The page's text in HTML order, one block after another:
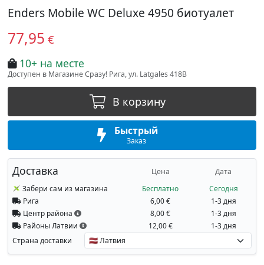
Enders Mobile WC Deluxe 4950 биотуалет
77,95 €
10+ на месте
Доступен в Магазине Сразу! Рига, ул. Latgales 418B
В корзину
Быстрый
Заказ
Доставка Цена Дата
Забери сам из магазина Бесплатно
Сегодня
Рига
6,00 €
1-3 дня
Центр района
8,00 €
1-3 дня
Районы Латвии
12,00 € 1-3 дня
Страна доставки